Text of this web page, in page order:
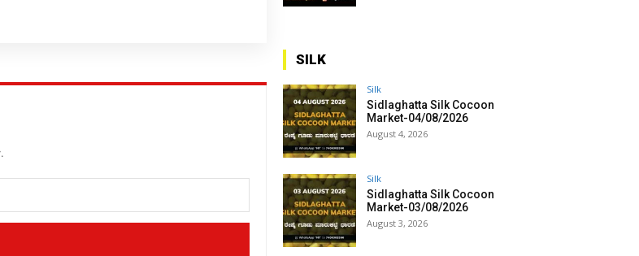
SILK
Silk
Sidlaghatta Silk Cocoon
Market-04/08/2026
August 4, 2026
Silk
Sidlaghatta Silk Cocoon
Market-03/08/2026
August 3, 2026